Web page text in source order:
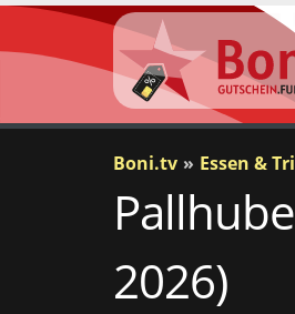
Boni.tv Essen &
2026)